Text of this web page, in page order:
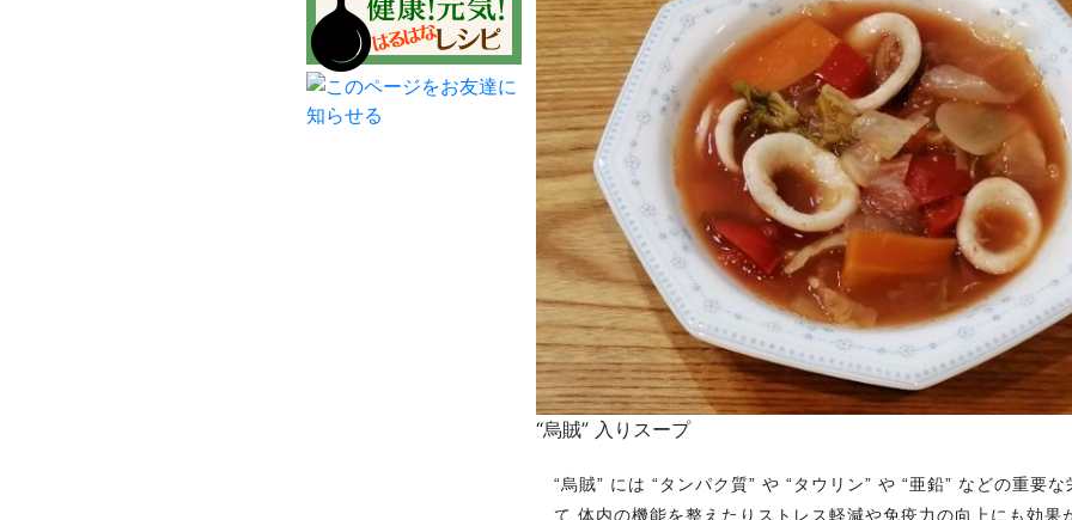
“烏賊” 入りスープ
“烏賊” には “タンパク質” や “タウリン” や “亜鉛” などの重要
て 体内の機能を整えたりストレス軽減や免疫力の向上にも効果